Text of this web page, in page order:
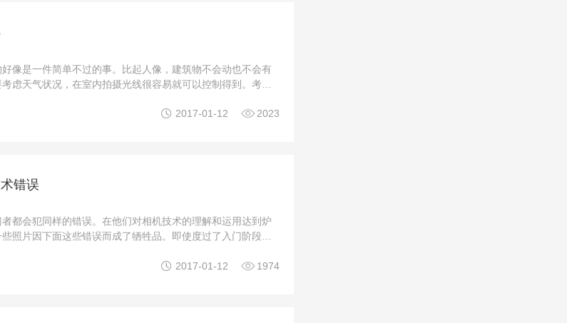
像是一件简单不过的事。比起人像，建筑物不会动也不会有
虑天气状况，在室内拍摄光线很容易就可以控制得到。考虑
约的Scott Frances。他在建筑摄影和 ...
 2017-01-12 2023
错误
都会犯同样的错误。在他们对相机技术的理解和运用达到炉
照片因下面这些错误而成了牺牲品。即使度过了入门阶段，
影的目的在于拍摄出曝光正确而清 ... 2017-01-12  1974